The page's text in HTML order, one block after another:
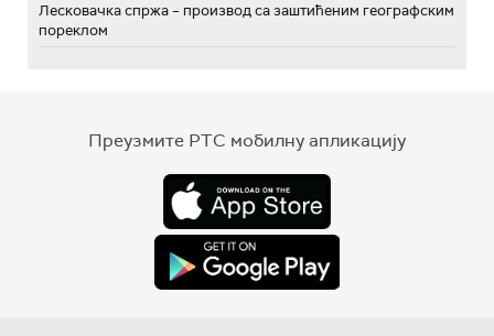
Лесковачка спржа – производ са заштићеним географским
пореклом
Преузмите РТС мобилну апликацију